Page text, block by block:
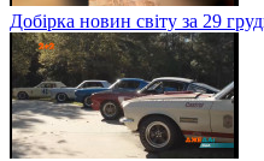
Добірка новин світу за 29